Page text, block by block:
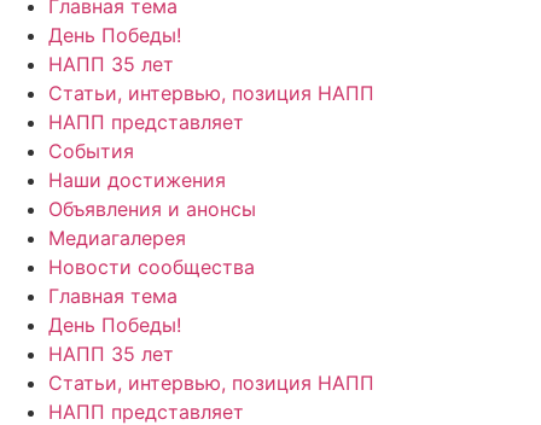
Главная тема
День Победы!
НАПП 35 лет
Статьи, интервью, позиция НАПП
НАПП представляет
События
Наши достижения
Объявления и анонсы
Медиагалерея
Новости сообщества
Главная тема
День Победы!
НАПП 35 лет
Статьи, интервью, позиция НАПП
НАПП представляет